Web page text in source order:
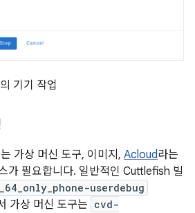
기기 작업
가상 머신 도구, 이미지, Acloud라는
가 필요합니다. 일반적인 Cuttlefish 빌
userdebug
가상 머신 도구는 cvd-